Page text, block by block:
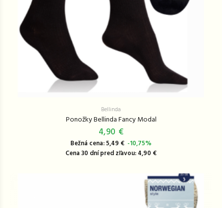
Bellinda
Ponožky Bellinda Fancy Modal
4,90 €
Bežná cena: 5,49 € -10,75%
Cena 30 dní pred zľavou: 4,90 €